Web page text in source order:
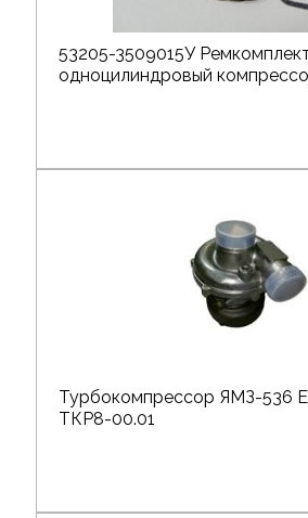
53205-3509015У
одноцилиндровый
Турбокомпрессор ЯМЗ-536
ТКР8-00.01